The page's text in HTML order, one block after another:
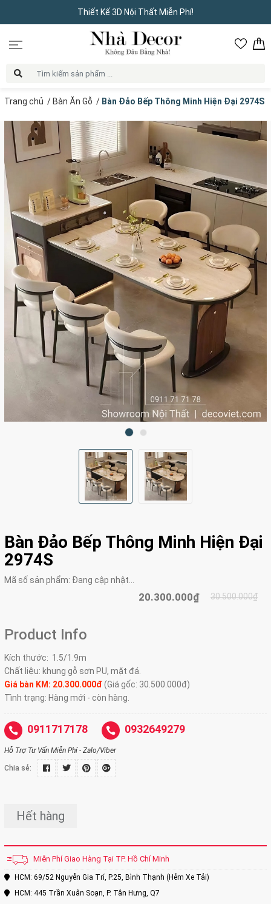
Thiết Kế 3D Nội Thất Miễn Phí!
Trang chủ / Bàn Ăn Gỗ / Bàn Đảo Bếp Thông Minh Hiện Đại 2974S
Bàn Đảo Bếp Thông Minh Hiện Đại
2974S
Mã số sản phẩm: Đang cập nhật...
20.300.000₫ 30.500.000₫
Product Info
Kích thước: 1.5/1.9m
Chất liệu: khung gỗ sơn PU, mặt đá.
Giá bàn KM: 20.300.000đ (Giá gốc: 30.500.000đ)
Tình trạng: Hàng mới - còn hàng.
0911717178 0932649279
Hỗ Trợ Tư Vấn Miễn Phí - Zalo/Viber
Chia sẻ:
Hết hàng
Miễn Phí Giao Hàng Tại TP. Hồ Chí Minh
HCM: 69/52 Nguyễn Gia Trí, P.25, Bình Thạnh (Hẻm Xe Tải)
HCM: 445 Trần Xuân Soạn, P. Tân Hưng, Q7